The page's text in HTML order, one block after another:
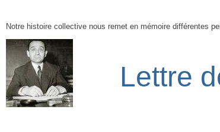
Notre histoire collective nous remet en mémoire différentes
Lettre